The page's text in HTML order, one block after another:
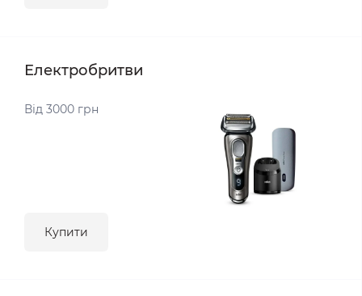
Електробритви
Від 3000 грн
Купити